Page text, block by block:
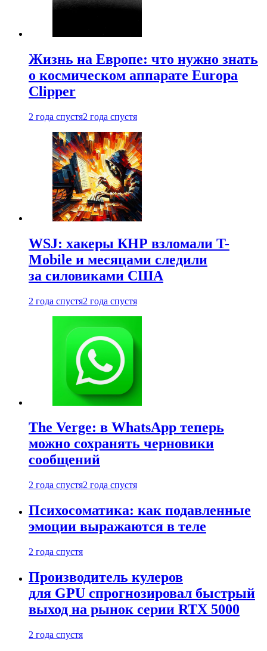
Жизнь на Европе: что нужно знать
о космическом аппарате Europa
Clipper
2 года спустя2 года спустя
WSJ: хакеры КНР взломали T-
Mobile и месяцами следили
за силовиками США
2 года спустя2 года спустя
The Verge: в WhatsApp теперь
можно сохранять черновики
сообщений
2 года спустя2 года спустя
Психосоматика: как подавленные
эмоции выражаются в теле
2 года спустя
Производитель кулеров
для GPU спрогнозировал быстрый
выход на рынок серии RTX 5000
2 года спустя